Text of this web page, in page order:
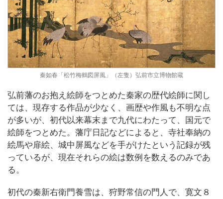
秦如春「松竹梅鶴図屏風」（左隻）弘前市立博物館蔵
弘前藩のお抱え絵師をつとめた秦家の歴代絵師に関し
ては、現存する作品が少なく、画歴や作風も不明な点
が多いが、初代以来幕末まで九代にわたって、国元で
絵師をつとめた。藩庁日記などによると、寺社奉納の
絵馬や扉絵、城中屏風などを手がけたという記録が残
っているが、現在それらの絵は数例を数えるのみであ
る。
初代の秦新右衛門養雪は、狩野常信の門人で、寛文８